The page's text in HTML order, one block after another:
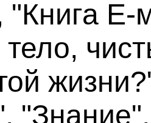
"Книга Е-
тело,